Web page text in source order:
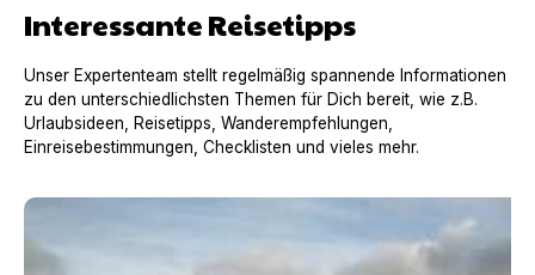
Interessante Reisetipps
Unser Expertenteam stellt regelmäßig spannende Informationen
zu den unterschiedlichsten Themen für Dich bereit, wie z.B.
Urlaubsideen, Reisetipps, Wanderempfehlungen,
Einreisebestimmungen, Checklisten und vieles mehr.
Urlaub mit Hund in Frankreich